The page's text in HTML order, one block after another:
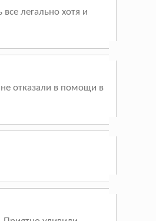
легально хотя и
отказали в помощи в